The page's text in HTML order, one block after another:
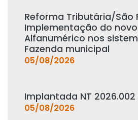
Reforma Tributária/São
Implementação do novo
Alfanumérico nos
Fazenda municipal
05/08/2026
Implantada NT 2026.002
05/08/2026